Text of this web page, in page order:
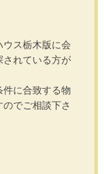
ウス栃木版に会
されている方が
に合致する物
でご相談下さ